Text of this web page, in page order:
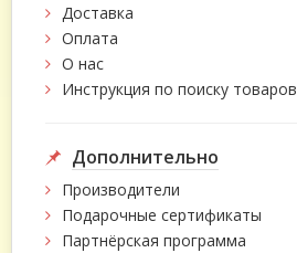
Доставка
Оплата
О нас
Инструкция по поиску товаров
Дополнительно
Производители
Подарочные сертификаты
Партнёрская программа